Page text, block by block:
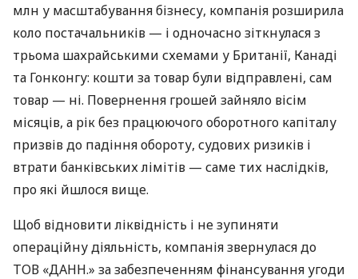
млн у масштабування бізнесу, компанія розширила
коло постачальників — і одночасно зіткнулася з
трьома шахрайськими схемами у Британії, Канаді
та Гонконгу: кошти за товар були відправлені, сам
товар — ні. Повернення грошей зайняло вісім
місяців, а рік без працюючого оборотного капіталу
призвів до падіння обороту, судових ризиків і
втрати банківських лімітів — саме тих наслідків,
про які йшлося вище.
Щоб відновити ліквідність і не зупиняти
операційну діяльність, компанія звернулася до
ТОВ «ДАНН.» за забезпеченням фінансування угоди